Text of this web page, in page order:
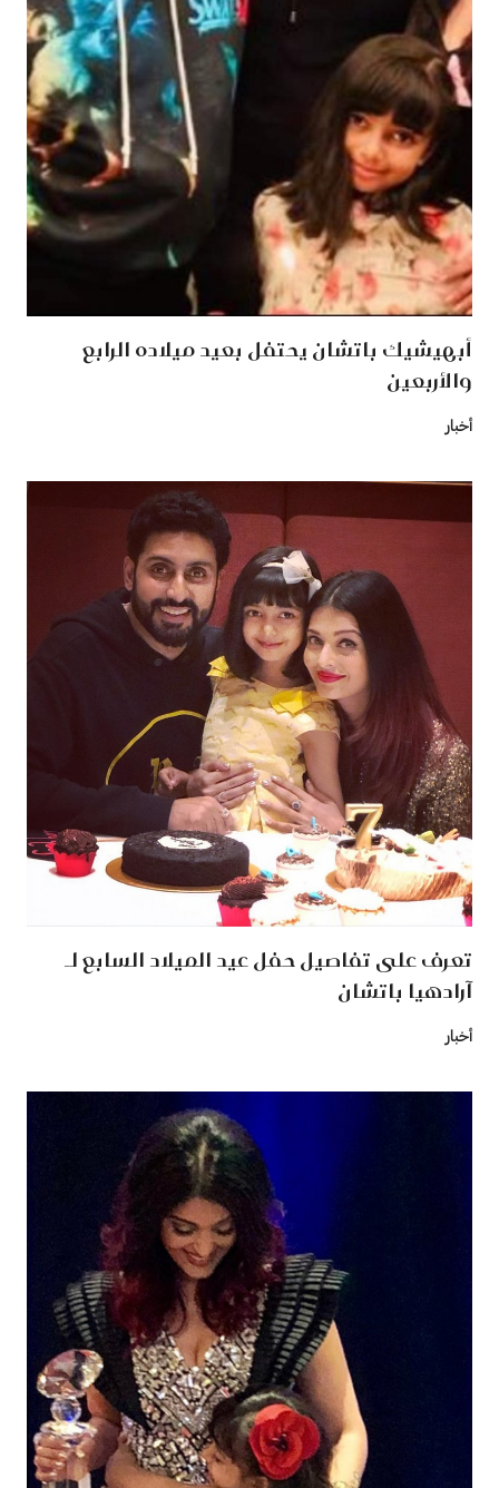
أبهيشيك باتشان يحتفل بعيد ميلاده الرابع
والأربعين
أخبار
تعرف على تفاصيل حفل عيد الميلاد السابع لـ
آرادهيا باتشان
أخبار